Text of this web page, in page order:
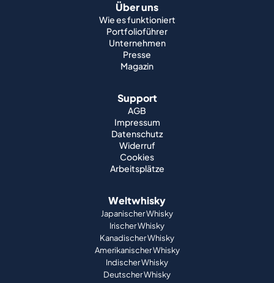
Über uns
Wie es funktioniert
Portfolioführer
Unternehmen
Presse
Magazin
Support
AGB
Impressum
Datenschutz
Widerruf
Cookies
Arbeitsplätze
Weltwhisky
Japanischer Whisky
Irischer Whisky
Kanadischer Whisky
Amerikanischer Whisky
Indischer Whisky
Deutscher Whisky